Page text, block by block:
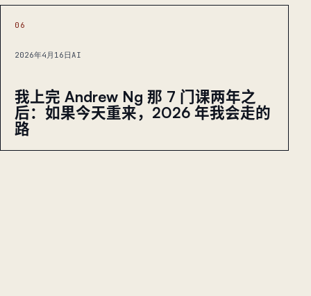
06
2026年4月16日AI
我上完 Andrew Ng 那 7 门课两年之
后：如果今天重来，2026 年我会走的
路